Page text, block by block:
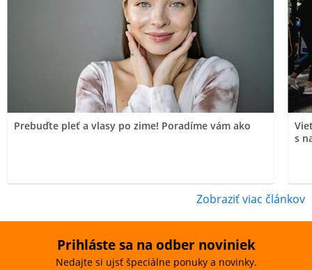
Prebuďte pleť a vlasy po zime! Poradíme vám ako
s
Zobraziť viac článkov
Prihláste sa na odber noviniek
Nedajte si ujsť špeciálne ponuky a novinky.